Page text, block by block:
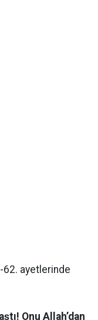
62. ayetlerinde
Onu Allah’dan